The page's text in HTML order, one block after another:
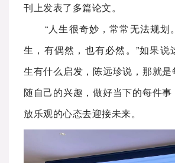
刊上发表了多篇论文。
“人生很奇妙，常常无法规划
生，有偶然，也有必然。”如果说
生有什么启发，陈远珍说，那就是
随自己的兴趣，做好当下的每件
放乐观的心态去迎接未来。